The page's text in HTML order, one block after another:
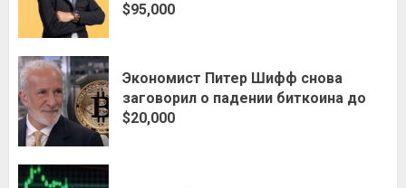
$95,000
Экономист Питер Шифф снова
заговорил о падении биткоина до
$20,000